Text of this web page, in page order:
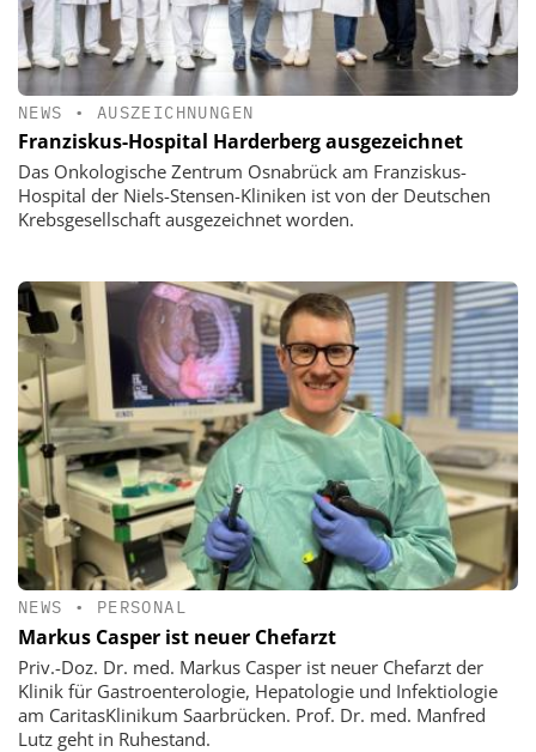
NEWS • AUSZEICHNUNGEN
Franziskus-Hospital Harderberg ausgezeichnet
Das Onkologische Zentrum Osnabrück am Franziskus-
Hospital der Niels-Stensen-Kliniken ist von der Deutschen
Krebsgesellschaft ausgezeichnet worden.
NEWS • PERSONAL
Markus Casper ist neuer Chefarzt
Priv.-Doz. Dr. med. Markus Casper ist neuer Chefarzt der
Klinik für Gastroenterologie, Hepatologie und Infektiologie
am CaritasKlinikum Saarbrücken. Prof. Dr. med. Manfred
Lutz geht in Ruhestand.